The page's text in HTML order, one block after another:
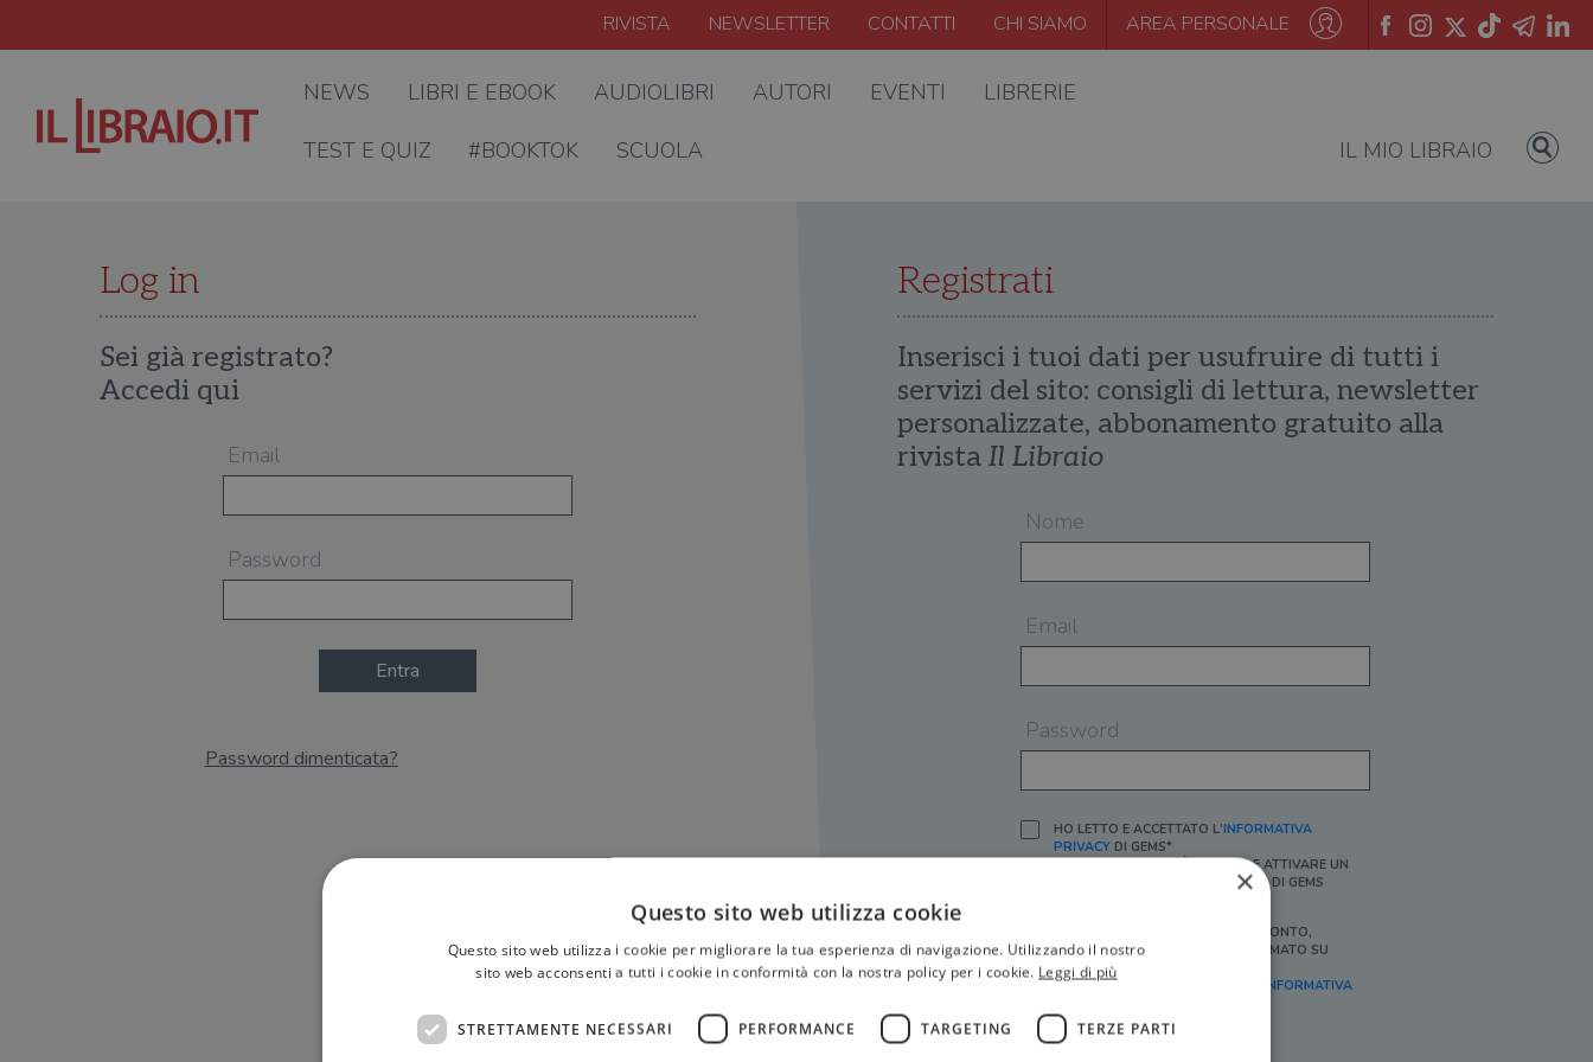
RIVISTA NEWSLETTER CONTATTI CHI SIAMO AREA PERSONALE
NEWS LIBRI E EBOOK AUDIOLIBRI AUTORI EVENTI LIBRERIE
TEST E QUIZ #BOOKTOK SCUOLA IL MIO LIBRAIO
Log in
Sei già registrato?
Accedi qui
Email
Password
Entra
Password dimenticata?
Registrati
Inserisci i tuoi dati per usufruire di tutti i
servizi del sito: consigli di lettura, newsletter
personalizzate, abbonamento gratuito alla
rivista Il Libraio
Nome
Email
Password
HO LETTO E ACCETTATO L'INFORMATIVA
PRIVACYDI GEMS*
IN MANCANZA NON È POSSIBILE ATTIVARE UN
ACCOUNT E/O RICEVERE I SERVIZI DI GEMS
SÌ, DESIDERO RICEVERE BUONI SCONTO,
OFFERTE SPECIALI, ESSERE INFORMATO SU
PROMOZIONI E NOVITÀ.
[FINALITÀ MARKETING, ART.2 (E),
INFORMATIVA
×
Questo sito web utilizza cookie
Questo sito web utilizza i cookie per migliorare la tua esperienza di navigazione. Utilizzando il nostro
sito web acconsenti a tutti i cookie in conformità con la nostra policy per i cookie. Leggi di più
STRETTAMENTE NECESSARI PERFORMANCE TARGETING TERZE PARTI